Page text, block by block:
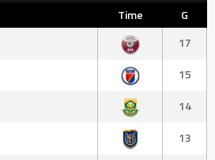
Time
G
17
15
14
13